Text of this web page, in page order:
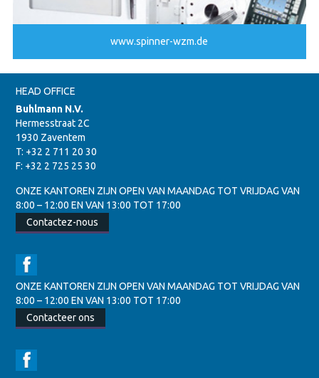
www.spinner-wzm.de
HEAD OFFICE
Buhlmann N.V.
Hermesstraat 2C
1930 Zaventem
T: +32 2 711 20 30
F: +32 2 725 25 30
ONZE KANTOREN ZIJN OPEN VAN MAANDAG TOT VRIJDAG VAN
8:00 – 12:00 EN VAN 13:00 TOT 17:00
Contactez-nous
ONZE KANTOREN ZIJN OPEN VAN MAANDAG TOT VRIJDAG VAN
8:00 – 12:00 EN VAN 13:00 TOT 17:00
Contacteer ons